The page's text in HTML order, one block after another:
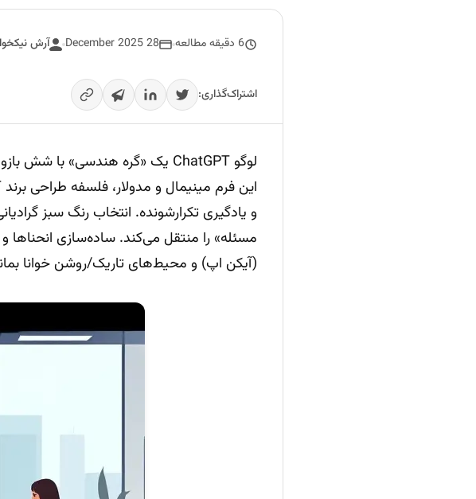
6 دقیقه مطالعه 28 December 2025 آرش
اشتراک‌گذاری:
و یادگیری تکرارشونده. انتخاب رنگ سبز
مسئله» را منتقل می‌کند. ساده‌سازی
(آیکن اپ) و محیط‌های تاریک/روشن خوانا